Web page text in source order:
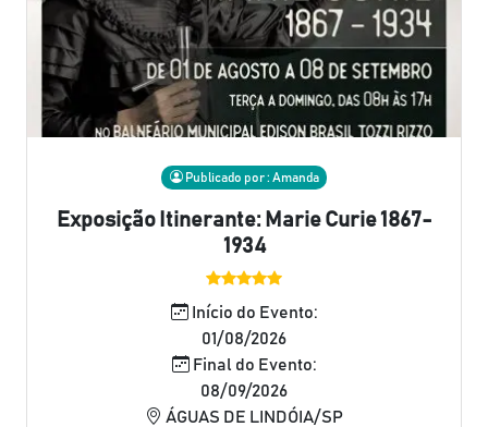
Publicado por : Amanda
Exposição Itinerante: Marie Curie 1867-
1934
Início do Evento:
01/08/2026
Final do Evento:
08/09/2026
ÁGUAS DE LINDÓIA/SP